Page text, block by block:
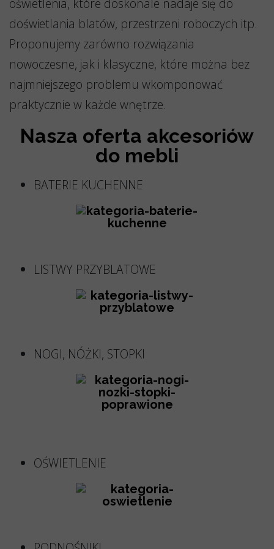
doświetlania blatów, przestrzeni roboczych itp.
Proponujemy zarówno rozwiązania
nowoczesne, jak i klasyczne, które można bez
najmniejszego problemu wkomponować
praktycznie w każde wnętrze.
Nasza oferta akcesoriów
do mebli
BATERIE KUCHENNE
LISTWY PRZYBLATOWE
NOGI, NÓŻKI, STOPKI
OŚWIETLENIE